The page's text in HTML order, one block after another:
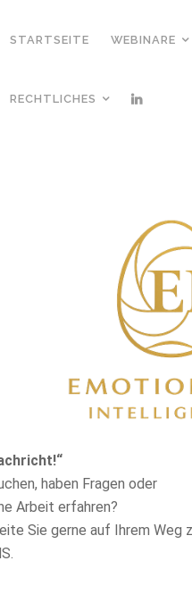
STARTSEITE WEBINARE
RECHTLICHES
haben Fragen oder
Arbeit erfahren?
Sie gerne auf Ihrem Weg